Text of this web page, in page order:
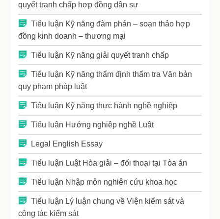
quyết tranh chấp hợp đồng dân sự
Tiểu luận Kỹ năng đàm phán – soạn thảo hợp
đồng kinh doanh – thương mại
Tiểu luận Kỹ năng giải quyết tranh chấp
Tiểu luận Kỹ năng thẩm định thẩm tra Văn bản
quy phạm pháp luật
Tiểu luận Kỹ năng thực hành nghề nghiệp
Tiểu luận Hướng nghiệp nghề Luật
Legal English Essay
Tiểu luận Luật Hòa giải – đối thoại tại Tòa án
Tiểu luận Nhập môn nghiên cứu khoa học
Tiểu luận Lý luận chung về Viện kiểm sát và
công tác kiểm sát